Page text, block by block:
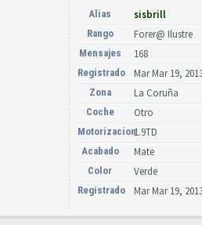
Alias sisbrill
Rango Forer@ Ilustre
Mensajes 168
Registrado Mar Mar 19,
Zona La Coruña
Coche Otro
Motorizacion1.9TD
Acabado Mate
Color Verde
Registrado Mar Mar 19,